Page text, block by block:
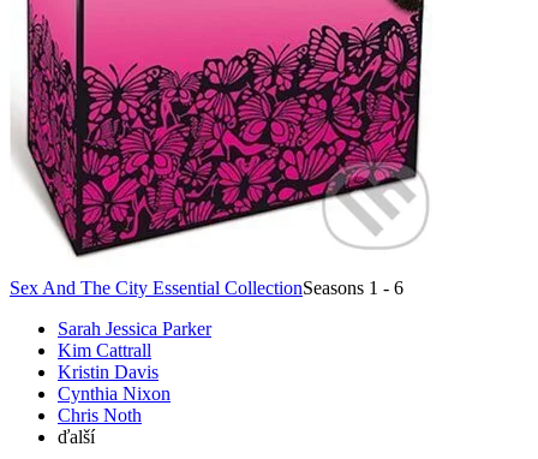
Sex And The City Essential CollectionSeasons 1 - 6
Sarah Jessica Parker
Kim Cattrall
Kristin Davis
Cynthia Nixon
Chris Noth
ďalší